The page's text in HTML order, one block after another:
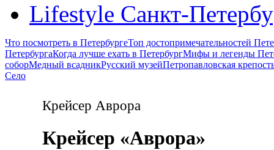
Lifestyle Санкт-
Что посмотреть в ПетербургеТоп достопримечательностей
ПетербургаКогда лучше ехать в ПетербургМифы и легенды
соборМедный всадникРусский музейПетропавловская
Село
Крейсер Аврора
Крейсер «Аврора»